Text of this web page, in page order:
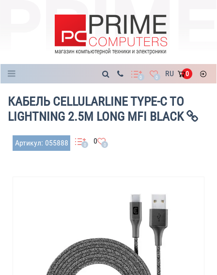
0 0 RU 0
КАБЕЛЬ CELLULARLINE TYPE-C TO
LIGHTNING 2.5M LONG MFI BLACK
Артикул: 055888 0 0 0